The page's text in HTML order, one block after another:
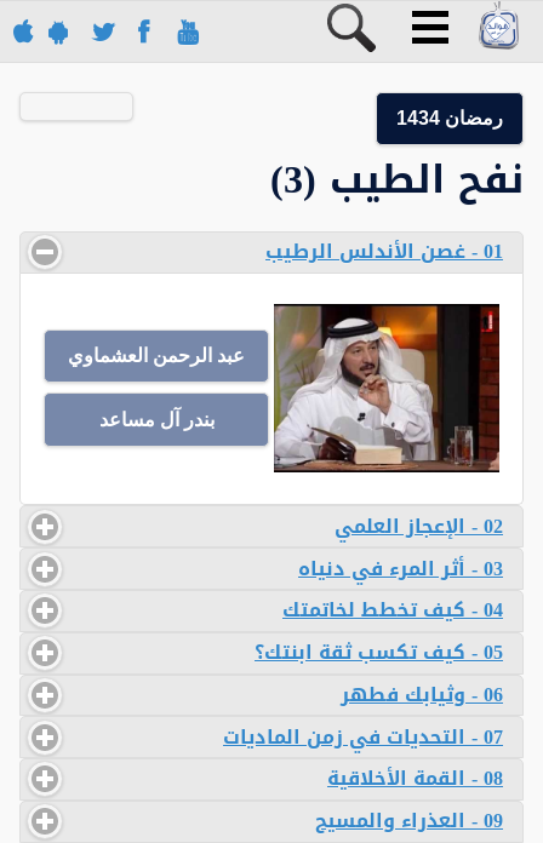
رمضان 1434
نفح الطيب (3)
01 - غصن الأندلس الرطيب
عبد الرحمن العشماوي
بندر آل مساعد
02 - الإعجاز العلمي
03 - أثر المرء في دنياه
04 - كيف تخطط لخاتمتك
05 - كيف تكسب ثقة ابنتك؟
06 - وثيابك فطهر
07 - التحديات في زمن الماديات
08 - القمة الأخلاقية
09 - العذراء والمسيح